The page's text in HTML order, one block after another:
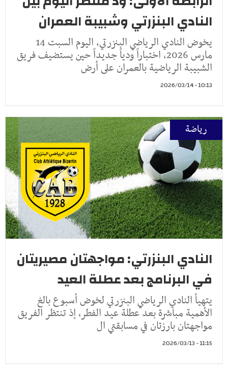
النادي البنزرتي وشبيبة العمران
يخوض النادي الرياضي البنزرتي، اليوم السبت 14
مارس 2026، اختباراً ودياً جديداً حين يستضيف فريق
الشبيبة الرياضية بالعمران على أرض
10:13 - 2026/03/14
رياضة
النادي البنزرتي: مواجهتان مصيريتان
في البرنامج بعد عطلة العيد
يتهيأ النادي الرياضي البنزرتي لخوض أسبوع بالغ
الأهمية مباشرة بعد عطلة عيد الفطر، إذ تنتظر الفريق
مواجهتان بارزتان في مسابقتي ال
11:15 - 2026/03/13